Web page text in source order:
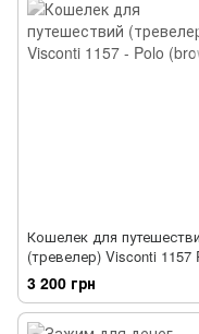
Кошелек для
(тревелер) Visconti 1157
- Polo
3 200 грн